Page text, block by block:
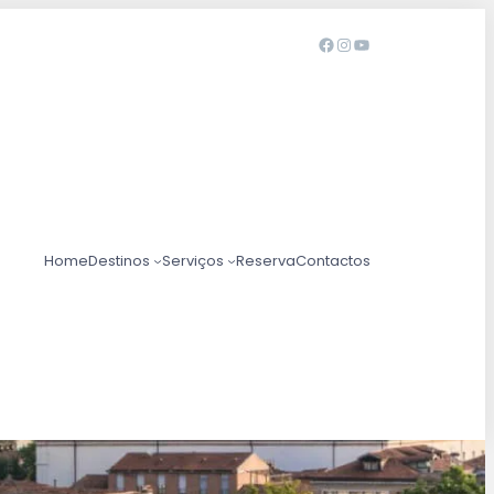
HomeDestinos Serviços ReservaContactos